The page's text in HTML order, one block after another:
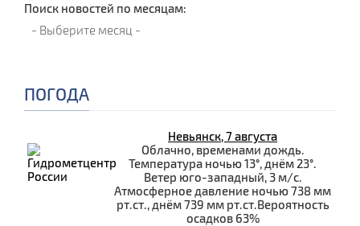
Поиск новостей по месяцам:
ПОГОДА
Невьянск, 7 августа
Облачно, временами дождь.
Температура ночью 13°, днём 23°.
Ветер юго-западный, 3 м/с.
Атмосферное давление ночью 738 мм
рт.ст., днём 739 мм рт.ст.Вероятность
осадков 63%